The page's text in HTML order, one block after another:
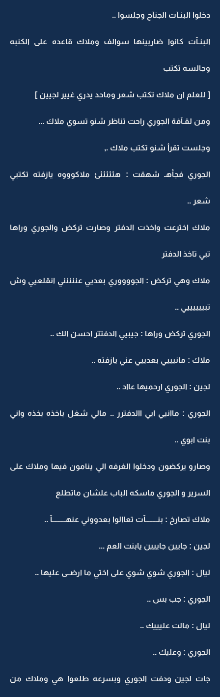
دخلوا البنـآت الجنآح وجلسوا ..
البنـآت كانوا ضاربينها سوالف وملاك قاعده على الكنبه
وجالسه تكتب
[ للعلم ان ملاك تكتب شعر وماحد يدري غيير لجيين ]
ومن لقـآفة الجوري راحت تناظر شنو تسوي ملاك ...
وجلست تقرأ شنو تكتب ملاك .,
الجوري فجأهـ شهقت : هئئئئئئ ملاكوووه يازفته تكتبي
شعر ..
ملاك اخترعت واخذت الدفتر وصارت تركض والجوري وراها
تبي تاخذ الدفتر
ملاك وهي تركض : الجووووري بعديي عننننني انقلعيي وش
تبييييييي ..
الجوري تركض وراها : جيبيي الدفتتر احسن الك ..
ملاك : مانيييي بعدييي عني يازفته ..
لجين : الجوري ارحميها عااد ..
الجوري : ماانيي ابي االدفترر .. مالي شغل باخذه بخذه واني
بنت ابوي ..
وصارو يركضون ودخلوا الغرفه الي ينامون فيها وملاك على
السرير و الجوري ماسكه الباب علشان ماتطلع
ملاك تصارخ : بنــــــــآت تعاالوا بعدووني عنهـــــــــآ ..
لجين : جايين جاييين يابنت العم ...
ليال : الجوري شوي شوي على اختي ما ارضــى عليها ..
الجوري : جب بس ..
ليال : مالت عليييك ..
الجوري : وعليك ..
جات لجين ودفت الجوري وبسرعه طلعوا هي وملاك من